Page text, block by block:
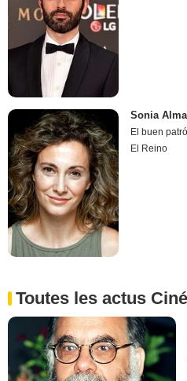
Sonia
El buen
El Reino
Toutes les actus